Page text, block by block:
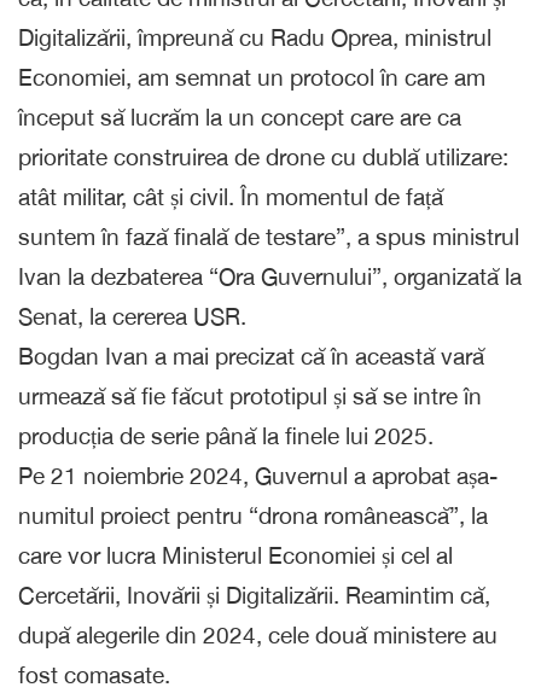
Digitalizării, împreună cu Radu Oprea, ministrul
Economiei, am semnat un protocol în care am
început să lucrăm la un concept care are ca
prioritate construirea de drone cu dublă utilizare:
atât militar, cât și civil. În momentul de față
suntem în fază finală de testare”, a spus ministrul
Ivan la dezbaterea “Ora Guvernului”, organizată la
Senat, la cererea USR.
Bogdan Ivan a mai precizat că în această vară
urmează să fie făcut prototipul și să se intre în
producția de serie până la finele lui 2025.
Pe 21 noiembrie 2024, Guvernul a aprobat așa-
numitul proiect pentru “drona românească”, la
care vor lucra Ministerul Economiei și cel al
Cercetării, Inovării și Digitalizării. Reamintim că,
după alegerile din 2024, cele două ministere au
fost comasate.